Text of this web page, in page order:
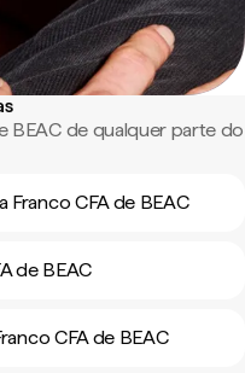
BEAC de qualquer parte do
Franco CFA de BEAC
de BEAC
CFA de BEAC